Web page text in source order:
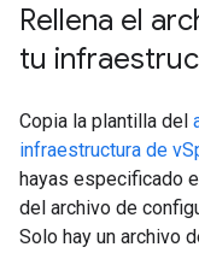
Rellena el
tu
Copia la plantilla del
infraestructura de
hayas especificado
del archivo de
Solo hay un archivo